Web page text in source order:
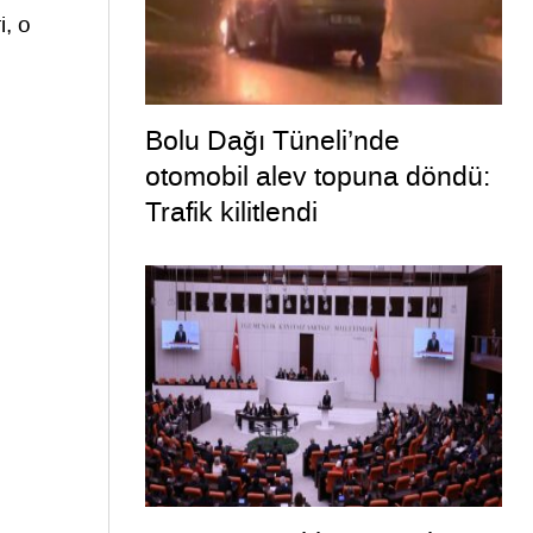
o
Bolu Dağı Tüneli’nde
otomobil alev topuna döndü:
Trafik kilitlendi